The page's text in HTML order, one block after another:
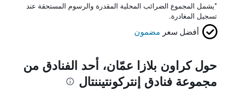
*يشمل المجموع الضرائب المحلية المقدرة والرسوم المستحقة عند
تسجيل المغادرة.
أفضل سعر مضمون
حول كراون بلازا عمّان، أحد الفنادق من
مجموعة فنادق إنتركونتيننتال